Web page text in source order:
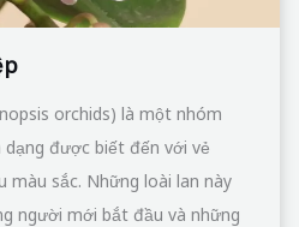
orchids) là một nhóm
được biết đến với vẻ
màu sắc. Những loài lan này
người mới bắt đầu và những